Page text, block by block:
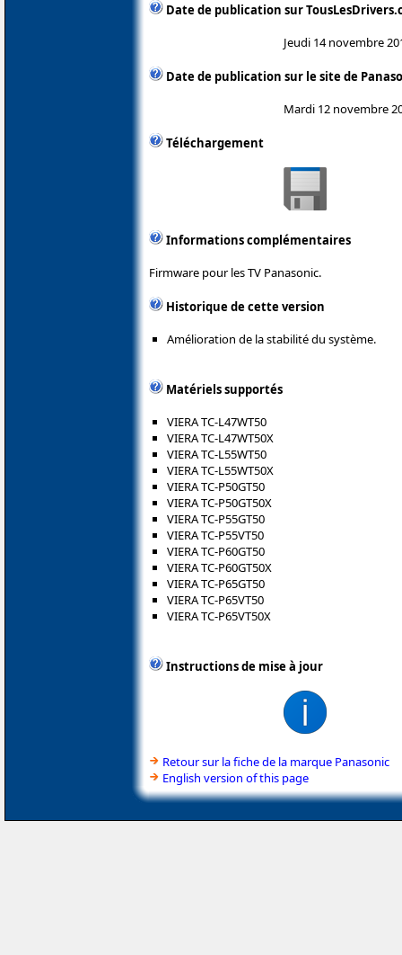
Date de publication sur
Jeudi 14 novembre
Date de publication sur le site de
Mardi 12 novembre
Téléchargement
Informations complémentaires
Firmware pour les TV Panasonic.
Historique de cette version
Amélioration de la stabilité du système.
Matériels supportés
VIERA TC-L47WT50
VIERA TC-L47WT50X
VIERA TC-L55WT50
VIERA TC-L55WT50X
VIERA TC-P50GT50
VIERA TC-P50GT50X
VIERA TC-P55GT50
VIERA TC-P55VT50
VIERA TC-P60GT50
VIERA TC-P60GT50X
VIERA TC-P65GT50
VIERA TC-P65VT50
VIERA TC-P65VT50X
Instructions de mise à jour
Retour sur la fiche de la marque Panasonic
English version of this page